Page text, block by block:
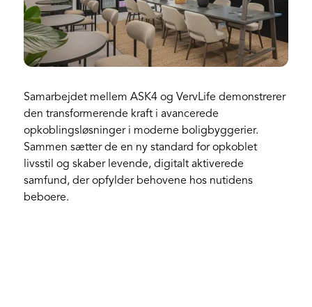
Samarbejdet mellem ASK4 og VervLife demonstrerer
den transformerende kraft i avancerede
opkoblingsløsninger i moderne boligbyggerier.
Sammen sætter de en ny standard for opkoblet
livsstil og skaber levende, digitalt aktiverede
samfund, der opfylder behovene hos nutidens
beboere.